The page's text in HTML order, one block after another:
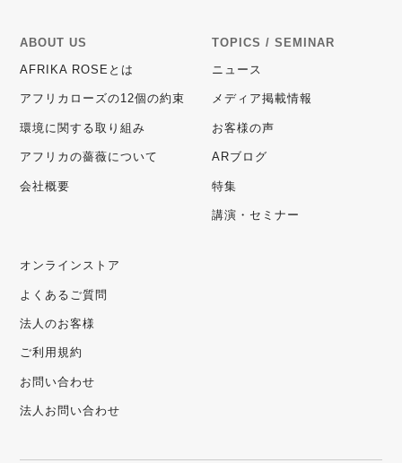
ABOUT US
AFRIKA ROSEとは
アフリカローズの12個の約束
環境に関する取り組み
アフリカの薔薇について
会社概要
TOPICS / SEMINAR
ニュース
メディア掲載情報
お客様の声
ARブログ
特集
講演・セミナー
オンラインストア
よくあるご質問
法人のお客様
ご利用規約
お問い合わせ
法人お問い合わせ